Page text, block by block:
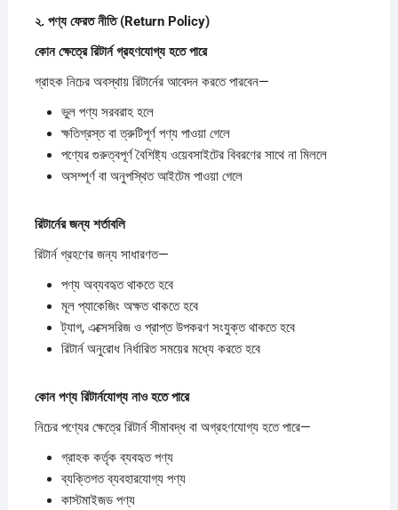
২. পণ্যফেরতনীতি (Return Policy)
কোনক্ষেত্রেরিটার্নগ্রহণযোগ্যহতেপারে
গ্রাহক নিচের অবস্থায় রিটার্নের আবেদন করতে পারবেন—
ভুল পণ্য সরবরাহ হলে
ক্ষতিগ্রস্ত বা ত্রুটিপূর্ণ পণ্য পাওয়া গেলে
পণ্যের গুরুত্বপূর্ণ বৈশিষ্ট্য ওয়েবসাইটের বিবরণের সাথে না মিললে
অসম্পূর্ণ বা অনুপস্থিত আইটেম পাওয়া গেলে
রিটার্নেরজন্যশর্তাবলি
রিটার্ন গ্রহণের জন্য সাধারণত—
পণ্য অব্যবহৃত থাকতে হবে
মূল প্যাকেজিং অক্ষত থাকতে হবে
ট্যাগ, এক্সেসরিজ ও প্রাপ্ত উপকরণ সংযুক্ত থাকতে হবে
রিটার্ন অনুরোধ নির্ধারিত সময়ের মধ্যে করতে হবে
কোনপণ্যরিটার্নযোগ্যনাওহতেপারে
নিচের পণ্যের ক্ষেত্রে রিটার্ন সীমাবদ্ধ বা অগ্রহণযোগ্য হতে পারে—
গ্রাহক কর্তৃক ব্যবহৃত পণ্য
ব্যক্তিগত ব্যবহারযোগ্য পণ্য
কাস্টমাইজড পণ্য